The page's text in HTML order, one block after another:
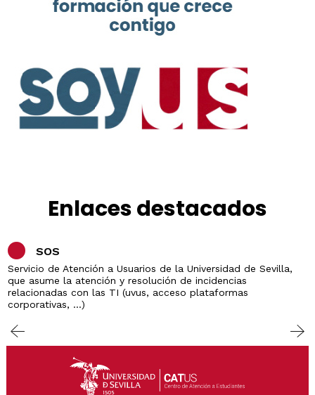
Enlaces destacados
SOS
Servicio de Atención a Usuarios de la Universidad de Sevilla,
que asume la atención y resolución de incidencias
relacionadas con las TI (uvus, acceso plataformas
corporativas, ...)